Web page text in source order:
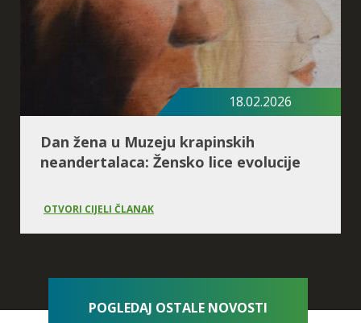
18.02.2026
Dan žena u Muzeju krapinskih
neandertalaca: Žensko lice evolucije
OTVORI CIJELI ČLANAK
POGLEDAJ OSTALE NOVOSTI